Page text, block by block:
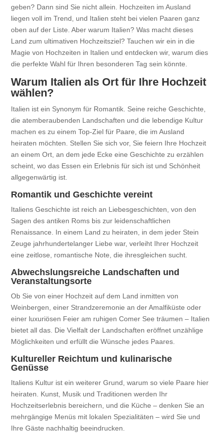
geben? Dann sind Sie nicht allein. Hochzeiten im Ausland
liegen voll im Trend, und Italien steht bei vielen Paaren ganz
oben auf der Liste. Aber warum Italien? Was macht dieses
Land zum ultimativen Hochzeitsziel? Tauchen wir ein in die
Magie von Hochzeiten in Italien und entdecken wir, warum dies
die perfekte Wahl für Ihren besonderen Tag sein könnte.
Warum Italien als Ort für Ihre Hochzeit
wählen?
Italien ist ein Synonym für Romantik. Seine reiche Geschichte,
die atemberaubenden Landschaften und die lebendige Kultur
machen es zu einem Top-Ziel für Paare, die im Ausland
heiraten möchten. Stellen Sie sich vor, Sie feiern Ihre Hochzeit
an einem Ort, an dem jede Ecke eine Geschichte zu erzählen
scheint, wo das Essen ein Erlebnis für sich ist und Schönheit
allgegenwärtig ist.
Romantik und Geschichte vereint
Italiens Geschichte ist reich an Liebesgeschichten, von den
Sagen des antiken Roms bis zur leidenschaftlichen
Renaissance. In einem Land zu heiraten, in dem jeder Stein
Zeuge jahrhundertelanger Liebe war, verleiht Ihrer Hochzeit
eine zeitlose, romantische Note, die ihresgleichen sucht.
Abwechslungsreiche Landschaften und
Veranstaltungsorte
Ob Sie von einer Hochzeit auf dem Land inmitten von
Weinbergen, einer Strandzeremonie an der Amalfiküste oder
einer luxuriösen Feier am ruhigen Comer See träumen – Italien
bietet all das. Die Vielfalt der Landschaften eröffnet unzählige
Möglichkeiten und erfüllt die Wünsche jedes Paares.
Kultureller Reichtum und kulinarische
Genüsse
Italiens Kultur ist ein weiterer Grund, warum so viele Paare hier
heiraten. Kunst, Musik und Traditionen werden Ihr
Hochzeitserlebnis bereichern, und die Küche – denken Sie an
mehrgängige Menüs mit lokalen Spezialitäten – wird Sie und
Ihre Gäste nachhaltig beeindrucken.